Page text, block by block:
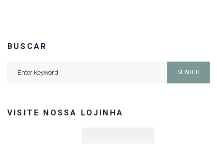
BUSCAR
SEARCH
VISITE NOSSA LOJINHA